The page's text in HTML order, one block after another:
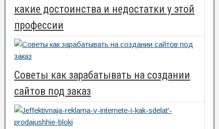
какие достоинства и недостатки у этой
профессии
Советы как зарабатывать на создании
сайтов под заказ